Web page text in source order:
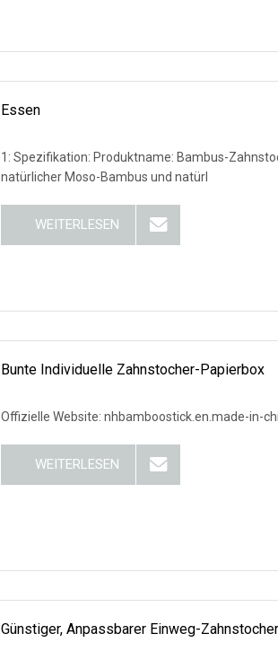
Essen
1: Spezifikation: Produktname: Bambus-
natürlicher Moso-Bambus und natürl
WEITERLESEN
Bunte Individuelle Zahnstocher-Papierbox
Offizielle Website: nhbamboostick.en.made-in-
WEITERLESEN
Günstiger, Anpassbarer Einweg-